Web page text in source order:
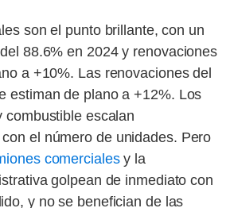
son el punto brillante, con un
88.6% en 2024 y renovaciones
a +10%. Las renovaciones del
estiman de plano a +12%. Los
combustible escalan
el número de unidades. Pero
comercialesy la
golpean de inmediato con
y no se benefician de las